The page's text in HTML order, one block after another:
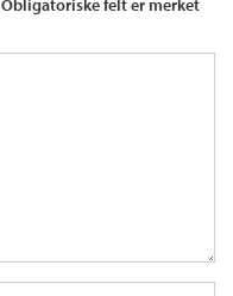
Obligatoriske felt er merket